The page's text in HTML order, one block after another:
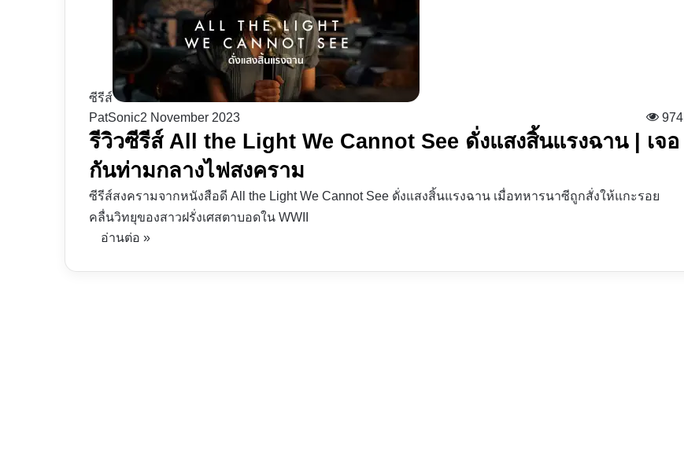
ซีรีส์
PatSonic2 November 2023 974
รีวิวซีรีส์ All the Light We Cannot See ดั่งแสงสิ้นแรงฉาน | เจอ
กันท่ามกลางไฟสงคราม
ซีรีส์สงครามจากหนังสือดี All the Light We Cannot See ดั่งแสงสิ้นแรงฉาน เมื่อทหารนาซีถูกสั่งให้แกะรอย
คลื่นวิทยุของสาวฝรั่งเศสตาบอดใน WWII
อ่านต่อ »